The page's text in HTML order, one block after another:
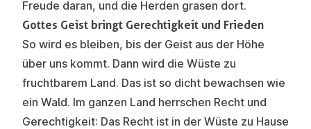
Freude daran, und die Herden grasen dort.
Gottes Geist bringt Gerechtigkeit und Frieden
So wird es bleiben, bis der Geist aus der Höhe
über uns kommt. Dann wird die Wüste zu
fruchtbarem Land. Das ist so dicht bewachsen wie
ein Wald. Im ganzen Land herrschen Recht und
Gerechtigkeit: Das Recht ist in der Wüste zu Hause